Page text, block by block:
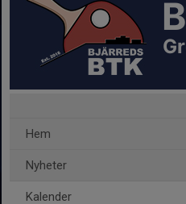
Hem
Nyheter
Kalender